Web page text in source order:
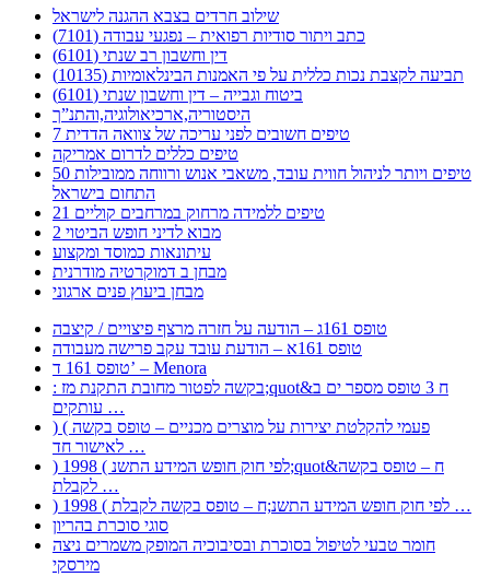
שילוב חרדים בצבא ההגנה לישראל
כתב ויתור סודיות רפואית – נפגעי עבודה (7101)
דין וחשבון רב שנתי (6101)
תביעה לקצבת נכות כללית על פי האמנות הבינלאומיות (10135)
ביטוח וגבייה – דין וחשבון שנתי (6101)
היסטוריה,ארכיאולוגיה,והתנ”ך
7 טיפים חשובים לפני עריכה של צוואה הדדית
טיפים כללים לדרום אמריקה
50 טיפים ויותר לניהול חווית עובד, משאבי אנוש ורווחה ממובילות
התחום בישראל
21 טיפים ללמידה מרחוק במרחבים קוליים
מבוא לדיני חופש הביטוי 2
עיתונאות כמוסד ומקצוע
מבחן ב דמוקרטיה מודרנית
מבחן ביעוץ פנים ארגוני
טופס 161ג – הודעה על חזרה מרצף פיצויים / קיצבה
טופס 161א – הודעת עובד עקב פרישה מעבודה
טופס 161 ד’ – Menora
: בקשה לפטור מחובת התקנת מז;quot&ח 3 טופס מספר ים ב
עותקים …
) ( פעמי להקלטת יצירות על מוצרים מכניים – טופס בקשה
לאישור חד …
) 1998 ( לפי חוק חופש המידע התשנ;quot&ח – טופס בקשה
לקבלת …
) 1998 ( לפי חוק חופש המידע התשנ;ח – טופס בקשה לקבלת …
סוגי סוכרת בהריון
חומר טבעי לטיפול בסוכרת ובסיבוכיה המופק משמרים ניצה
מירסקי